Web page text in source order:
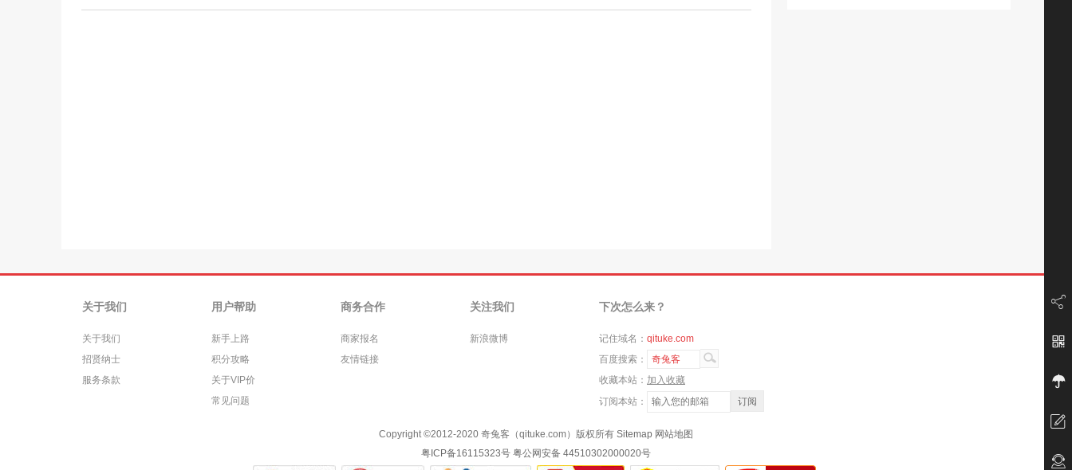
关于我们
关于我们
招贤纳士
服务条款
用户帮助
新手上路
积分攻略
关于VIP价
常见问题
商务合作
商家报名
友情链接
关注我们
新浪微博
下次怎么来？
记住域名： qituke.com
百度搜索：
奇兔客
收藏本站： 加入收藏
订阅本站：
Copyright ©2012-2020 奇兔客（qituke.com）版权所有 Sitemap 网站地图
粤ICP备16115323号 粤公网安备 44510302000020号